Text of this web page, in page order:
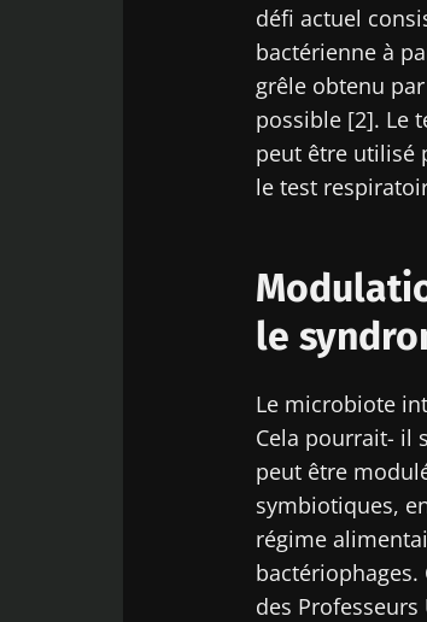
défi actuel
bactérienne à
grêle obtenu
possible [2]. Le
peut être utilisé
le test
le
Le microbiote
Cela pourrait- il
peut être
symbiotiques,
régime
des Professeurs
BMI